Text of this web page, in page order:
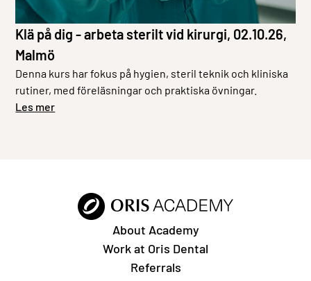
Klä på dig - arbeta sterilt vid kirurgi, 02.10.26,
Malmö
Denna kurs har fokus på hygien, steril teknik och kliniska
rutiner, med föreläsningar och praktiska övningar.
Les mer
About Academy
Work at Oris Dental
Referrals